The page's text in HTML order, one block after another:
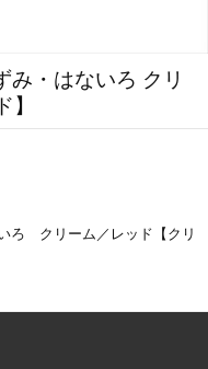
み・はないろ クリ
ろ クリーム／レッド【クリ